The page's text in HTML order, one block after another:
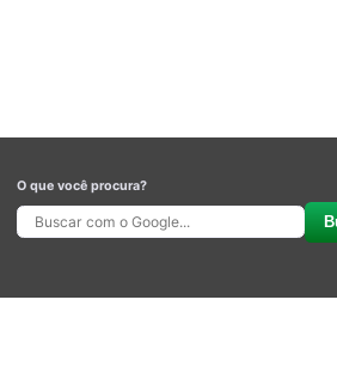
O que você procura?